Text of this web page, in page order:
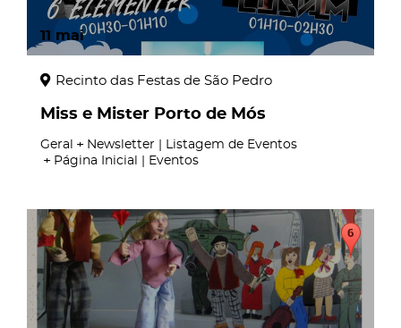
11 mai
Recinto das Festas de São Pedro
Miss e Mister Porto de Mós
Geral
Newsletter | Listagem de Eventos
Página Inicial | Eventos